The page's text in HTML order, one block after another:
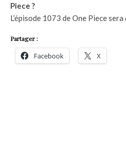
Piece ?
L’épisode 1073 de One Piece
Partager :
Facebook X